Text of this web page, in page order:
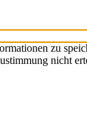
zu
nicht